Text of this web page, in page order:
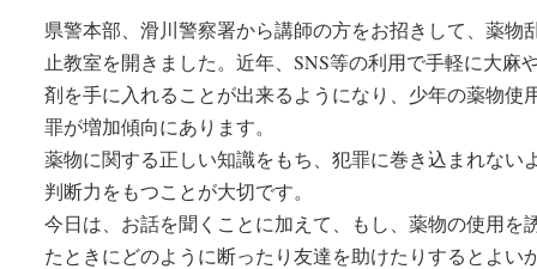
県警本部、滑川警察署から講師の方をお招きして、薬物
止教室を開きました。近年、SNS等の利用で手軽に大麻
剤を手に入れることが出来るようになり、少年の薬物使
罪が増加傾向にあります。
薬物に関する正しい知識をもち、犯罪に巻き込まれない
判断力をもつことが大切です。
今日は、お話を聞くことに加えて、もし、薬物の使用を
たときにどのように断ったり友達を助けたりするとよい